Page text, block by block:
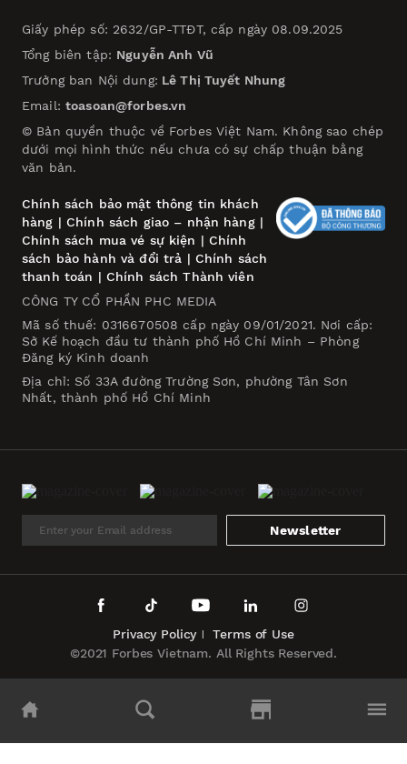
Giấy phép số: 2632/GP-TTĐT, cấp ngày 08.09.2025
Tổng biên tập: Nguyễn Anh Vũ
Trưởng ban Nội dung: Lê Thị Tuyết Nhung
Email: toasoan@forbes.vn
© Bản quyền thuộc về Forbes Việt Nam. Không sao chép
dưới mọi hình thức nếu chưa có sự chấp thuận bằng
văn bản.
Chính sách bảo mật thông tin khách
hàng | Chính sách giao – nhận hàng|
Chính sách mua vé sự kiện | Chính
sách bảo hành và đổi trả | Chính sách
thanh toán | Chính sách Thành viên
CÔNG TY CỔ PHẦN PHC MEDIA
Mã số thuế: 0316670508 cấp ngày 09/01/2021. Nơi cấp:
Sở Kế hoạch đầu tư thành phố Hồ Chí Minh – Phòng
Đăng ký Kinh doanh
Địa chỉ: Số 33A đường Trường Sơn, phường Tân Sơn
Nhất, thành phố Hồ Chí Minh
Newsletter
©2021 Forbes Vietnam. All Rights Reserved.
Privacy Policy Terms of Use